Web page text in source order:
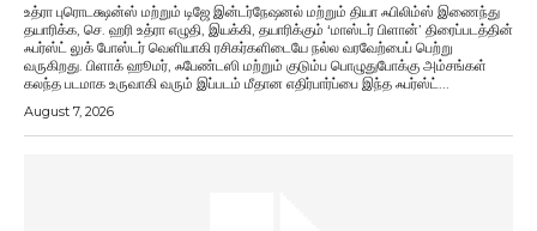
உத்ரா புரொடக்ஷன்ஸ் மற்றும் டிஜே இன்டர்நேஷனல் மற்றும் தியா ஃபிலிம்ஸ் இணைந்து
தயாரிக்க, செ. ஹரி உத்ரா எழுதி, இயக்கி, தயாரிக்கும் ‘மாஸ்டர் பிளான்’ திரைப்படத்தின்
ஃபர்ஸ்ட் லுக் போஸ்டர் வெளியாகி ரசிகர்களிடையே நல்ல வரவேற்பைப் பெற்று
வருகிறது. பிளாக் ஹூமர், ஃபேண்டஸி மற்றும் குடும்ப பொழுதுபோக்கு அம்சங்கள்
கலந்த படமாக உருவாகி வரும் இப்படம் மீதான எதிர்பார்ப்பை இந்த ஃபர்ஸ்ட்...
August 7, 2026